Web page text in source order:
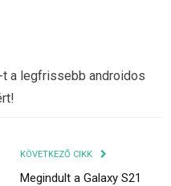
-t a legfrissebb androidos
KÖVETKEZŐ CIKK
Megindult a Galaxy S21